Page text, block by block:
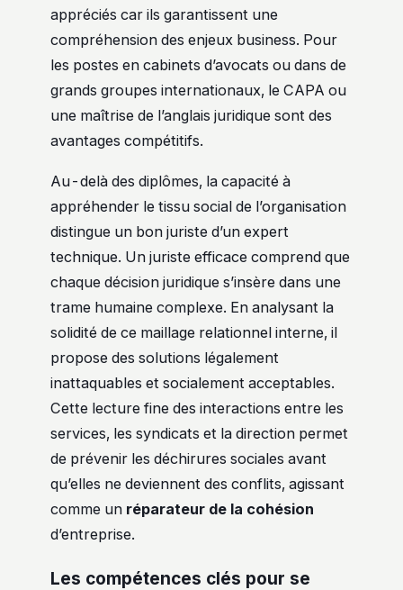
appréciés car ils garantissent une
compréhension des enjeux business. Pour
les postes en cabinets d’avocats ou dans de
grands groupes internationaux, le CAPA ou
une maîtrise de l’anglais juridique sont des
avantages compétitifs.
Au-delà des diplômes, la capacité à
appréhender le tissu social de l’organisation
distingue un bon juriste d’un expert
technique. Un juriste efficace comprend que
chaque décision juridique s’insère dans une
trame humaine complexe. En analysant la
solidité de ce maillage relationnel interne, il
propose des solutions légalement
inattaquables et socialement acceptables.
Cette lecture fine des interactions entre les
services, les syndicats et la direction permet
de prévenir les déchirures sociales avant
qu’elles ne deviennent des conflits, agissant
comme un réparateur de la cohésion
d’entreprise.
Les compétences clés pour se